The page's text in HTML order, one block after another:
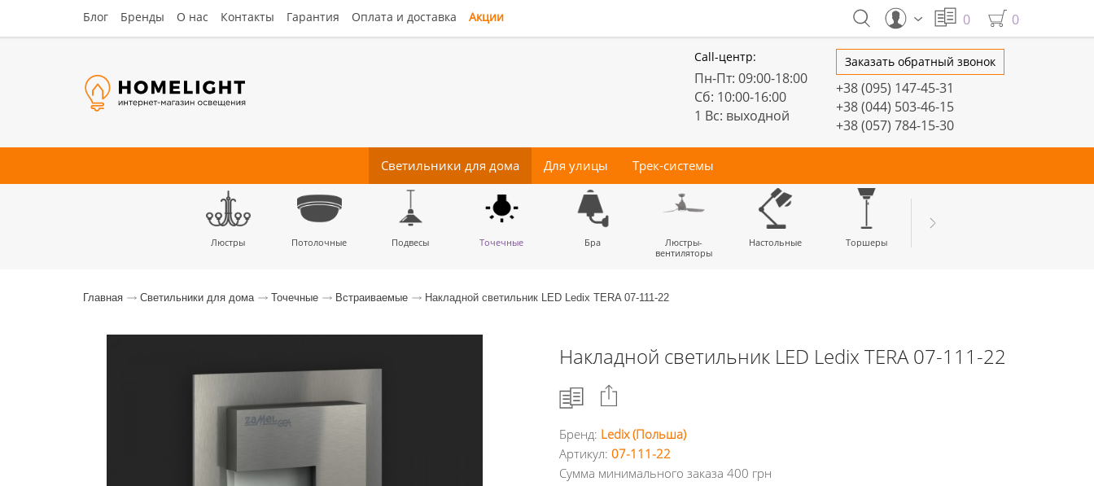
Блог Бренды О нас Контакты Гарантия Оплата и доставка Акции 0 0
Заказать обратный звонок
+38 (095) 147-45-31
+38 (044) 503-46-15
+38 (057) 784-15-30
Call-центр:
Пн-Пт: 09:00-18:00
Сб: 10:00-16:00
1 Вс: выходной
Светильники для дома
Люстры Потолочные Подвесы Точечные Бра
Люстры-
вентиляторы
Настольные Торшеры
Для улицы
Настенные Потолочные Тротуарные Прожектора Декоративные
Трек-системы
Магнитные
Комплектующие
для трек-систем
Главная Светильники для дома Точечные Встраиваемые Накладной светильник LED Ledix TERA 07-111-22
Накладной светильник LED Ledix TERA 07-111-22
Facebook
Бренд: Ledix (Польша)
Артикул: 07-111-22
Сумма минимального заказа 400 грн